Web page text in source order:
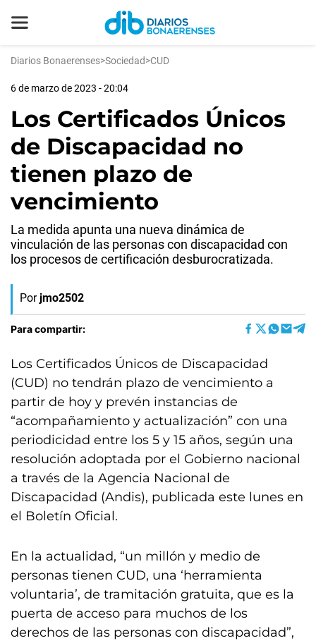
Diarios Bonaerenses>Sociedad>CUD
6 de marzo de 2023 - 20:04
Los Certificados Únicos
de Discapacidad no
tienen plazo de
vencimiento
La medida apunta una nueva dinámica de
vinculación de las personas con discapacidad con
los procesos de certificación desburocratizada.
Por jmo2502
Para compartir:
Los Certificados Únicos de Discapacidad
(CUD) no tendrán plazo de vencimiento a
partir de hoy y prevén instancias de
“acompañamiento y actualización” con una
periodicidad entre los 5 y 15 años, según una
resolución adoptada por el Gobierno nacional
a través de la Agencia Nacional de
Discapacidad (Andis), publicada este lunes en
el Boletín Oficial.
En la actualidad, “un millón y medio de
personas tienen CUD, una ‘herramienta
voluntaria’, de tramitación gratuita, que es la
puerta de acceso para muchos de los
derechos de las personas con discapacidad”,